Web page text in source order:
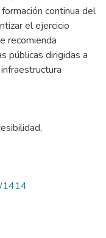
continua del
el ejercicio
recomienda
públicas dirigidas a
,
1414